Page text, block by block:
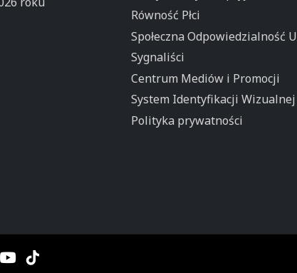
Równość Płci
Społeczna Odpowiedzialność
Sygnaliści
Centrum Mediów i Promocji
System Identyfikacji Wizualnej
Polityka prywatności